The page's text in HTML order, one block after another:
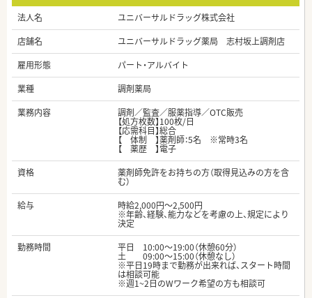
法人名
ユニバーサルドラッグ株式会社
店舗名
ユニバーサルドラッグ薬局 志村坂上調剤店
雇用形態
パート・アルバイト
業種
調剤薬局
業務内容
調剤／監査／服薬指導／OTC販売
【処方枚数】100枚/日
【応需科目】総合
【 体制 】薬剤師：5名 ※常時3名
【 薬歴 】電子
資格
薬剤師免許をお持ちの方（取得見込みの方を含
む）
給与
時給2,000円～2,500円
※年齢、経験、能力などを考慮の上、規定により
決定
勤務時間
平日 10:00～19:00（休憩60分）
土 09:00～15:00（休憩なし）
※平日19時まで勤務が出来れば、スタート時間
は相談可能
※週1~2日のWワーク希望の方も相談可